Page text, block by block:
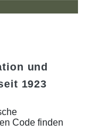
und
1923
Code finden